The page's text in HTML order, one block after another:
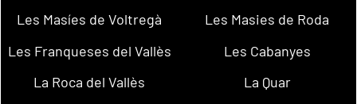
Les Masíes de Voltregà
Les Masies de Roda
Les Franqueses del Vallès
Les Cabanyes
La Roca del Vallès
La Quar